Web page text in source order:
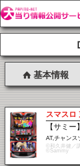
基本情報
スマスロ
【サミー】
AT,チャンス
©和久井健／
©Sammy